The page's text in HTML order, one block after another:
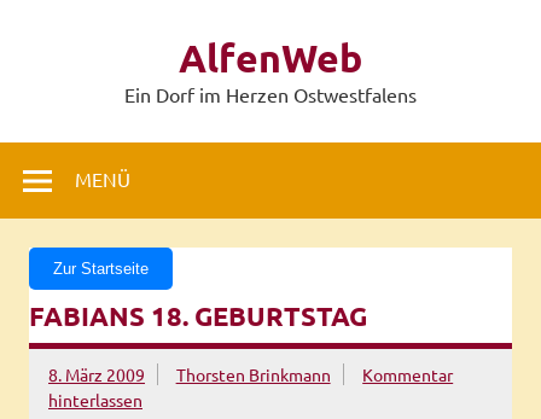
AlfenWeb
Ein Dorf im Herzen Ostwestfalens
MENÜ
Zur Startseite
FABIANS 18. GEBURTSTAG
8. März 2009 Thorsten Brinkmann
Kommentar
hinterlassen